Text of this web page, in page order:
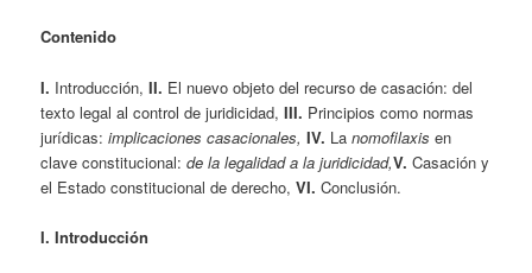
Contenido
I. Introducción, II. El nuevo objeto del recurso de casación: del
texto legal al control de juridicidad, III. Principios como normas
jurídicas:implicaciones casacionales,IV. Lanomofilaxisen
clave constitucional:de la legalidad a la juridicidad,V.Casación y
el Estado constitucional de derecho, VI.Conclusión.
I. Introducción